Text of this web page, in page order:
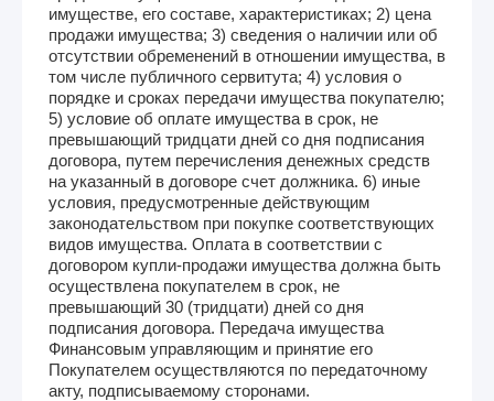
имуществе, его составе, характеристиках; 2) цена
продажи имущества; 3) сведения о наличии или об
отсутствии обременений в отношении имущества, в
том числе публичного сервитута; 4) условия о
порядке и сроках передачи имущества покупателю;
5) условие об оплате имущества в срок, не
превышающий тридцати дней со дня подписания
договора, путем перечисления денежных средств
на указанный в договоре счет должника. 6) иные
условия, предусмотренные действующим
законодательством при покупке соответствующих
видов имущества. Оплата в соответствии с
договором купли-продажи имущества должна быть
осуществлена покупателем в срок, не
превышающий 30 (тридцати) дней со дня
подписания договора. Передача имущества
Финансовым управляющим и принятие его
Покупателем осуществляются по передаточному
акту, подписываемому сторонами.